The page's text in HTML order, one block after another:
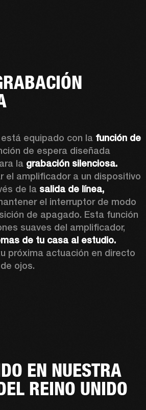
equipado con la función de
de espera diseñada
la grabación silenciosa.
el amplificador a un dispositivo
de la salida de línea,
el interruptor de modo
de apagado. Esta función
próxima actuación en directo
ojos.
EN NUESTRA
REINO UNIDO